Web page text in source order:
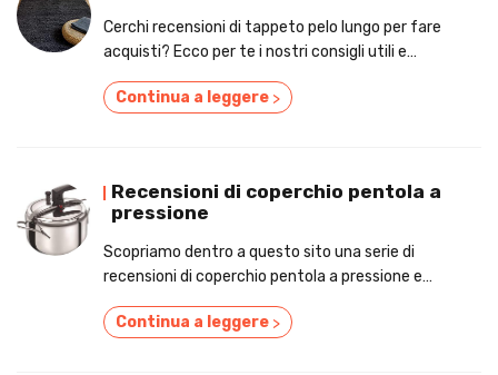
Cerchi recensioni di tappeto pelo lungo per fare
acquisti? Ecco per te i nostri consigli utili e
Continua a leggere >
Recensioni di coperchio pentola a
pressione
Scopriamo dentro a questo sito una serie di
recensioni di coperchio pentola a pressione e
Continua a leggere >